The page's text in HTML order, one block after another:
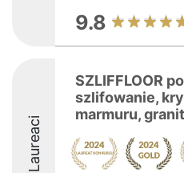
9.8
Laureaci
SZLIFFLOOR
szlifowanie,
marmuru,